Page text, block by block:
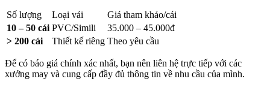
Số lượng Loại vải
Giá tham khảo/cái
10 – 50 cái PVC/Simili
35.000 – 45.000đ
> 200 cái
Thiết kế riêng Theo yêu cầu
Để có báo giá chính xác nhất, bạn nên liên hệ trực tiếp với các
xưởng may và cung cấp đầy đủ thông tin về nhu cầu của mình.